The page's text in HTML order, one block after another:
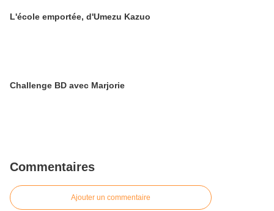
L'école emportée, d'Umezu Kazuo
Challenge BD avec Marjorie
Commentaires
Ajouter un commentaire